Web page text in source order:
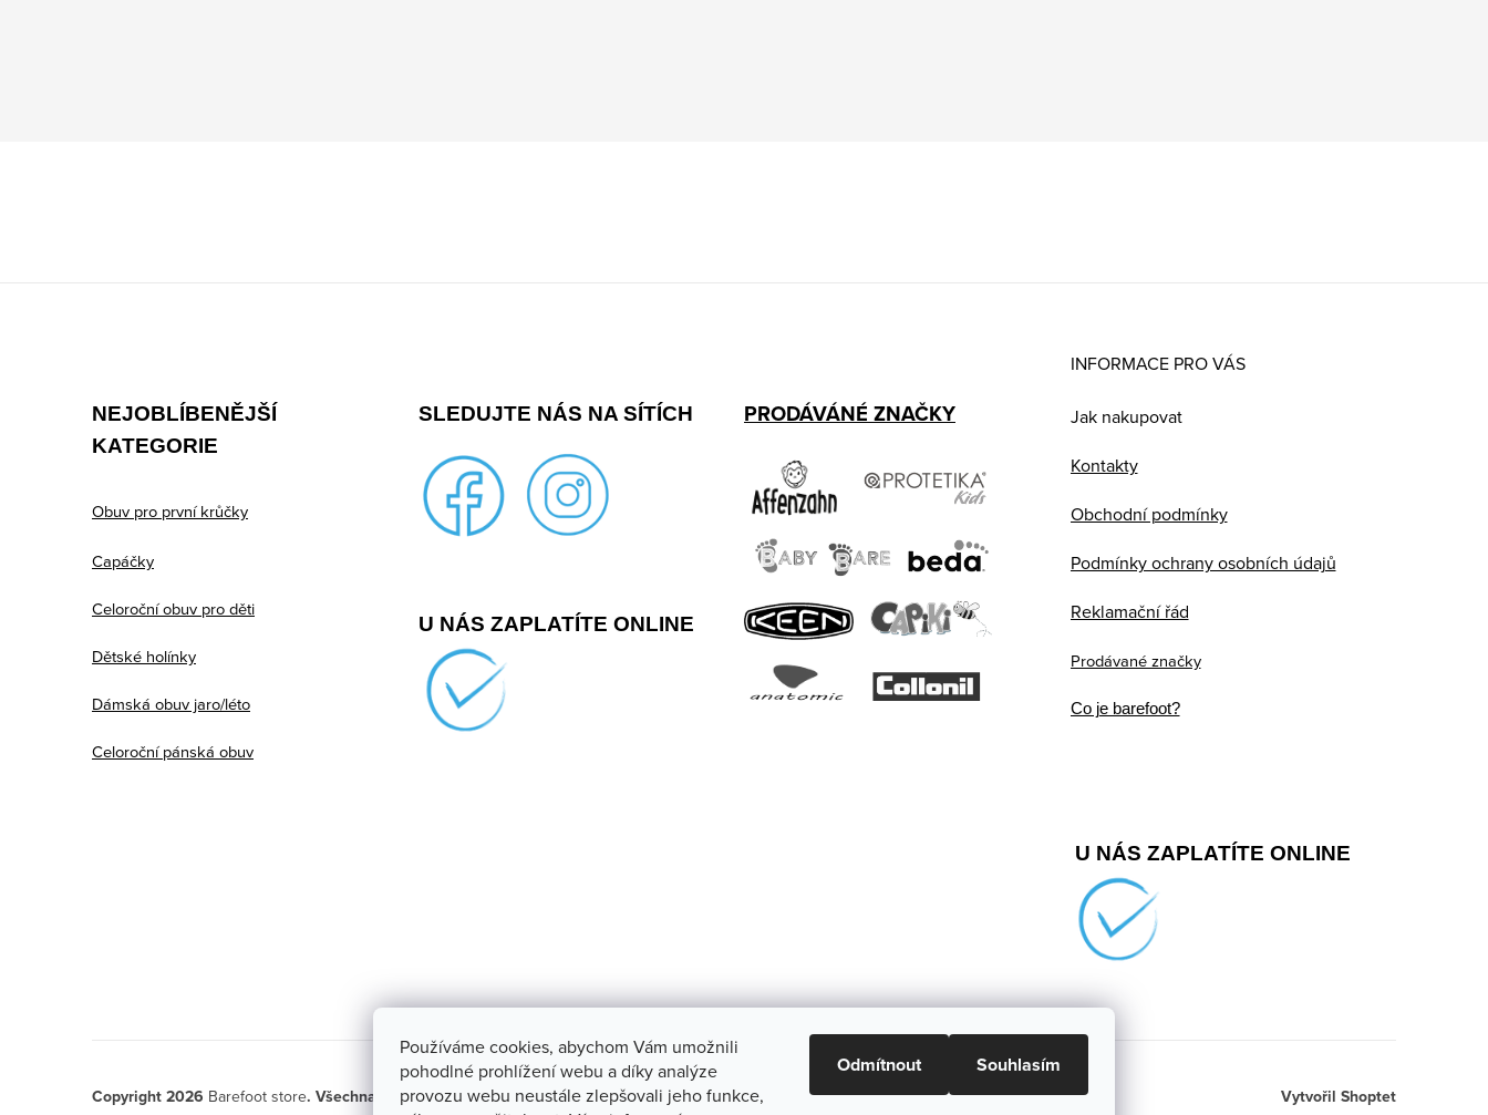
Používáme cookies, abychom Vám umožnili
pohodlné prohlížení webu a díky analýze
provozu webu neustále zlepšovali jeho funkce,
Odmítnout Souhlasím
NEJOBLÍBENĚJŠÍ
KATEGORIE
Obuv pro první krůčky
Capáčky
Celoroční obuv pro děti
Dětské holínky
Dámská obuv jaro/léto
Celoroční pánská obuv
SLEDUJTE NÁS NA SÍTÍCH
U NÁS ZAPLATÍTE ONLINE
PRODÁVÁNÉ ZNAČKY
INFORMACE PRO VÁS
Jak nakupovat
Kontakty
Obchodní podmínky
Podmínky ochrany osobních údajů
Reklamační řád
Prodávané značky
Co je barefoot?
U NÁS ZAPLATÍTE ONLINE
Vytvořil Shoptet
Copyright 2026 Barefoot store. Všechna práva vyhrazena.Upravit nastavení cookies